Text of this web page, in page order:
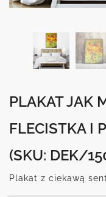
PLAKAT JAK
FLECISTKA I
(SKU: DEK/
Plakat z ciekawą